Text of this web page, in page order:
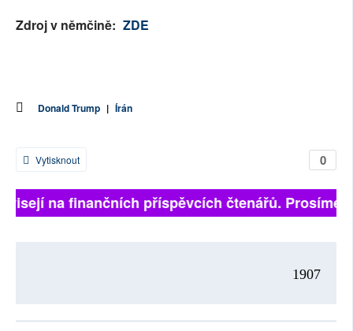
Zdroj v němčině: ZDE
Donald Trump | Írán
0
Vytisknout
na finančních příspěvcích čtenářů. Prosíme,
1907